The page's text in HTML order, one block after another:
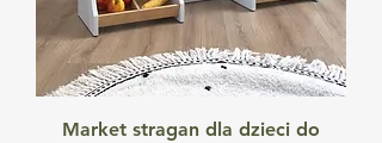
Market stragan dla dzieci do